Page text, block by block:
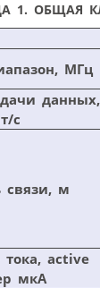
1. ОБЩАЯ
МГц
данных,
с
связи, м
тока, active
мкА